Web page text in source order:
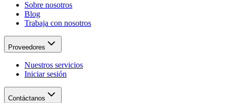
Sobre nosotros
Blog
Trabaja con nosotros
Proveedores
Nuestros servicios
Iniciar sesión
Contáctanos